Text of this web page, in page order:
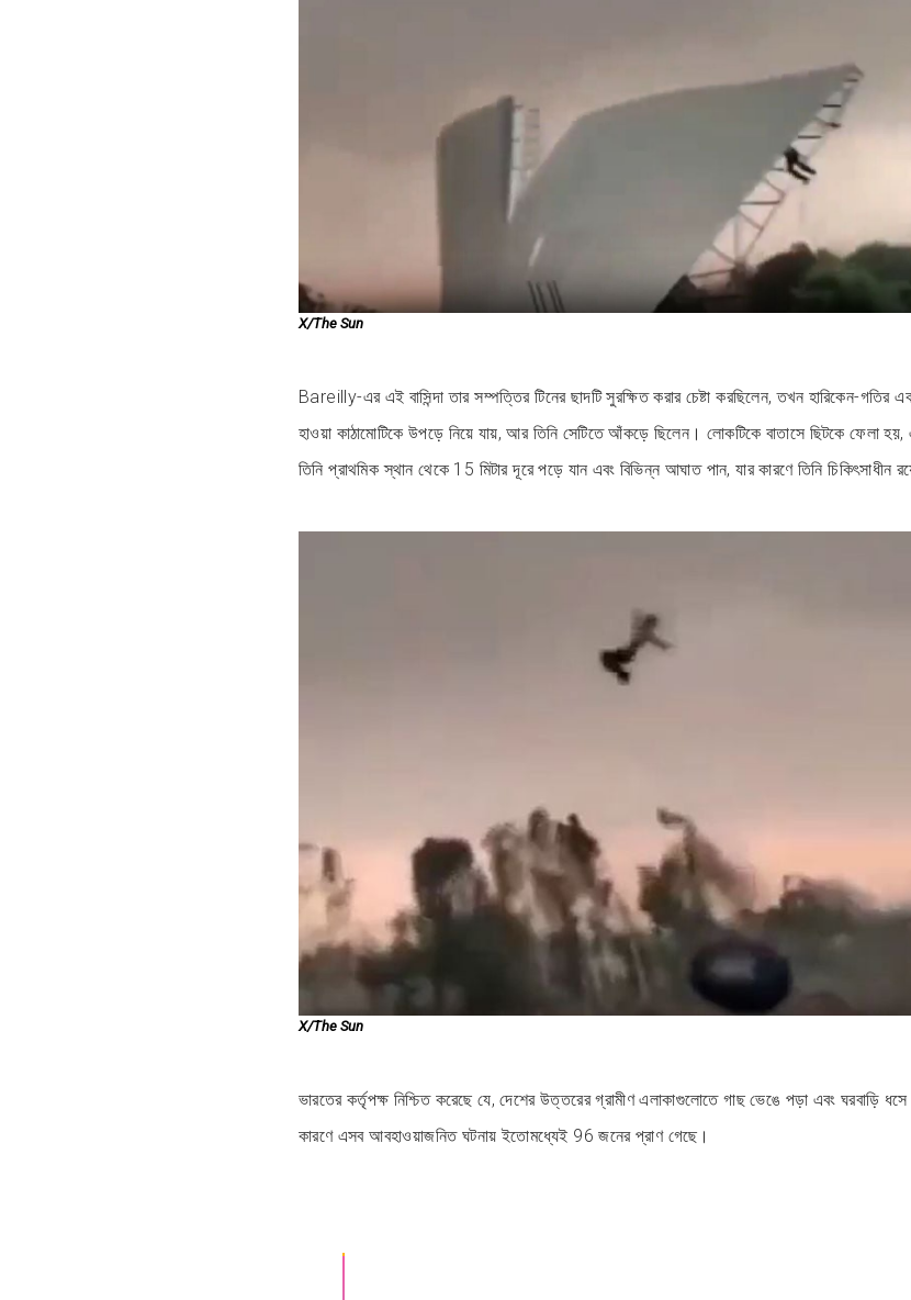
X/The Sun
Bareilly-এর এই বাসিন্দা তার সম্পত্তির টিনের ছাদটি সুরক্ষিত করার চেষ্টা করছিলেন, তখন হারিকেন-গতির
হাওয়া কাঠামোটিকে উপড়ে নিয়ে যায়, আর তিনি সেটিতে আঁকড়ে ছিলেন। লোকটিকে বাতাসে ছিটকে ফেলা
তিনি প্রাথমিক স্থান থেকে 15 মিটার দূরে পড়ে যান এবং বিভিন্ন আঘাত পান, যার কারণে তিনি চিকিৎসাধীন
X/The Sun
ভারতের কর্তৃপক্ষ নিশ্চিত করেছে যে, দেশের উত্তরের গ্রামীণ এলাকাগুলোতে গাছ ভেঙে পড়া এবং ঘরবাড়ি
কারণে এসব আবহাওয়াজনিত ঘটনায় ইতোমধ্যেই 96 জনের প্রাণ গেছে।